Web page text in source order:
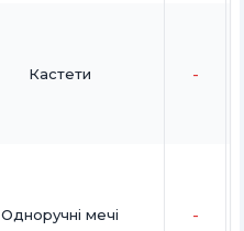
Кастети -
Одноручні мечі -